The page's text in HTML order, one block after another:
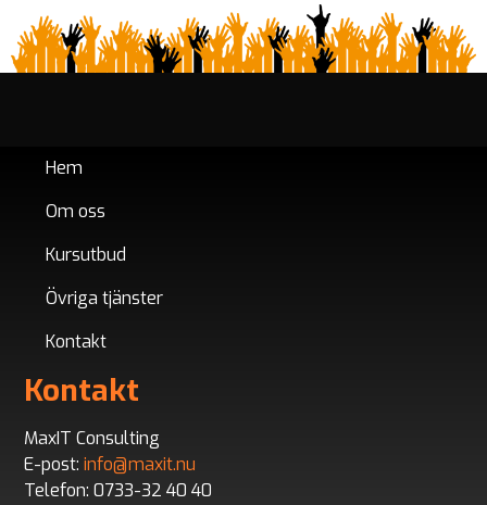
Hem
Om oss
Kursutbud
Övriga tjänster
Kontakt
Kontakt
MaxIT Consulting
E-post:info@maxit.nu
Telefon: 0733-32 40 40